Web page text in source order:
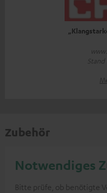
Stand
Zubehör
Notwendiges
Bitte prüfe, ob benötigte